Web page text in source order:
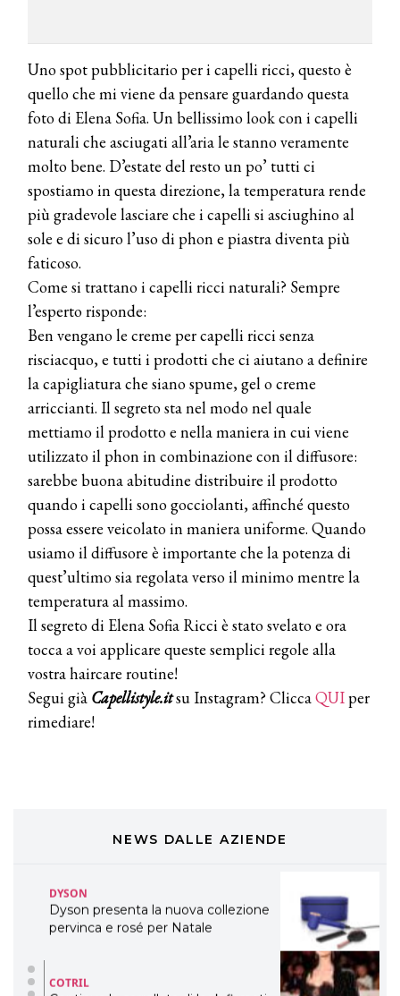
Uno spot pubblicitario per i capelli ricci, questo è
quello che mi viene da pensare guardando questa
foto di Elena Sofia. Un bellissimo look con i capelli
naturali che asciugati all’aria le stanno veramente
molto bene. D’estate del resto un po’ tutti ci
spostiamo in questa direzione, la temperatura rende
più gradevole lasciare che i capelli si asciughino al
sole e di sicuro l’uso di phon e piastra diventa più
faticoso.
Come si trattano i capelli ricci naturali? Sempre
l’esperto risponde:
Ben vengano le creme per capelli ricci senza
risciacquo, e tutti i prodotti che ci aiutano a definire
la capigliatura che siano spume, gel o creme
arriccianti. Il segreto sta nel modo nel quale
mettiamo il prodotto e nella maniera in cui viene
utilizzato il phon in combinazione con il diffusore:
sarebbe buona abitudine distribuire il prodotto
quando i capelli sono gocciolanti, affinché questo
possa essere veicolato in maniera uniforme. Quando
usiamo il diffusore è importante che la potenza di
quest’ultimo sia regolata verso il minimo mentre la
temperatura al massimo.
Il segreto di Elena Sofia Ricci è stato svelato e ora
tocca a voi applicare queste semplici regole alla
vostra haircare routine!
Segui già Capellistyle.itsu Instagram? CliccaQUIper
rimediare!
NEWS DALLE AZIENDE
COSMOPROF WORLDWIDE BOLOGNA
Cosmprof Worldwide Bologna
presenta THE BEAUTY &
WELLNESS CONGRESS 2022: I
TEMI
DYSON
Dyson presenta la nuova collezione
pervinca e rosé per Natale
COTRIL
Continua la carrellata di look firmati
Cotril alla Festa del Cinema di Roma
TONI&GUY
A Natale regala una doppia
TONI&GUY “Feel Good Experience”!
TONI&GUY
LABEL.M lancia la sua innovativa ed
eco-sostenibile linea di prodotti
professionali
DAVINES
Davines presenta cofanetti beauty
WELLNESS CONGRESS 2022: I
DYSON
Dyson presenta la nuova collezione
pervinca e rosé per Natale
COTRIL